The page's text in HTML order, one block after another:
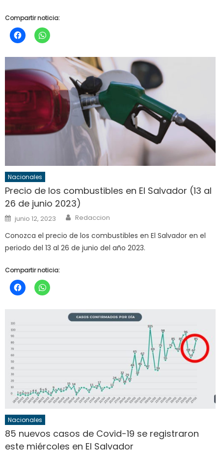
Compartir noticia:
Nacionales
Precio de los combustibles en El Salvador (13 al
26 de junio 2023)
Posted
on
junio 12, 2023 Author
Redaccion
Conozca el precio de los combustibles en El Salvador en el
periodo del 13 al 26 de junio del año 2023.
Compartir noticia:
Nacionales
85 nuevos casos de Covid-19 se registraron
este miércoles en El Salvador